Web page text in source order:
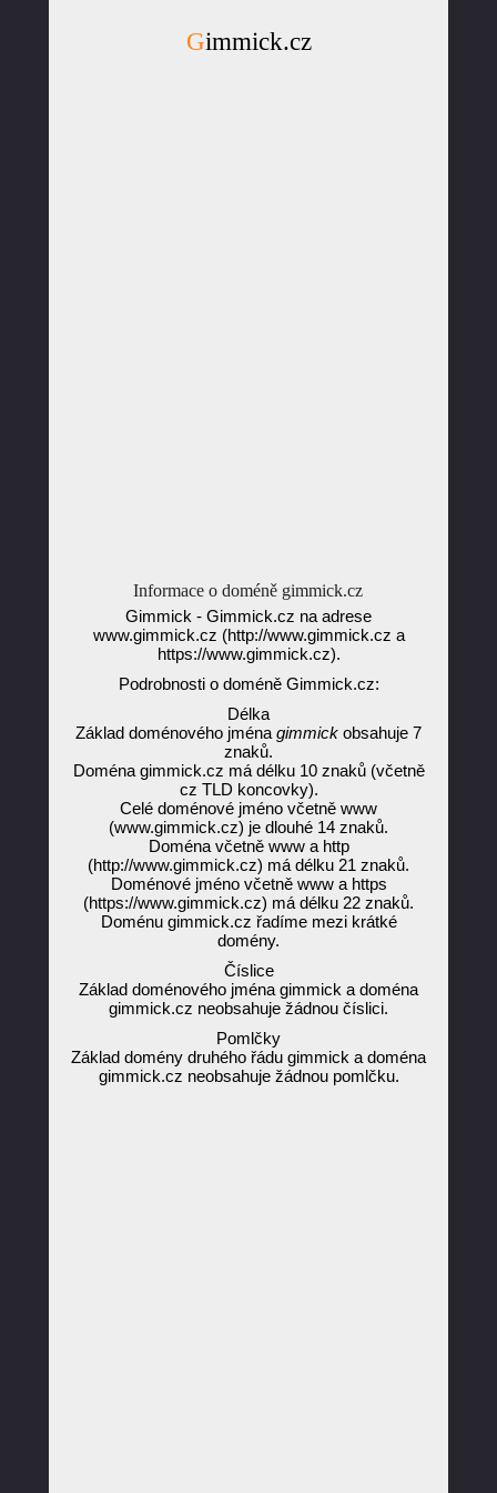
Gimmick.cz
Informace o doméně gimmick.cz
Gimmick - Gimmick.cz na adrese
www.gimmick.cz (http://www.gimmick.cz a
https://www.gimmick.cz).
Podrobnosti o doméně Gimmick.cz:
Délka
Základ doménového jména gimmick obsahuje 7
znaků.
Doména gimmick.cz má délku 10 znaků (včetně
cz TLD koncovky).
Celé doménové jméno včetně www
(www.gimmick.cz) je dlouhé 14 znaků.
Doména včetně www a http
(http://www.gimmick.cz) má délku 21 znaků.
Doménové jméno včetně www a https
(https://www.gimmick.cz) má délku 22 znaků.
Doménu gimmick.cz řadíme mezi krátké
domény.
Číslice
Základ doménového jména gimmick a doména
gimmick.cz neobsahuje žádnou číslici.
Pomlčky
Základ domény druhého řádu gimmick a doména
gimmick.cz neobsahuje žádnou pomlčku.